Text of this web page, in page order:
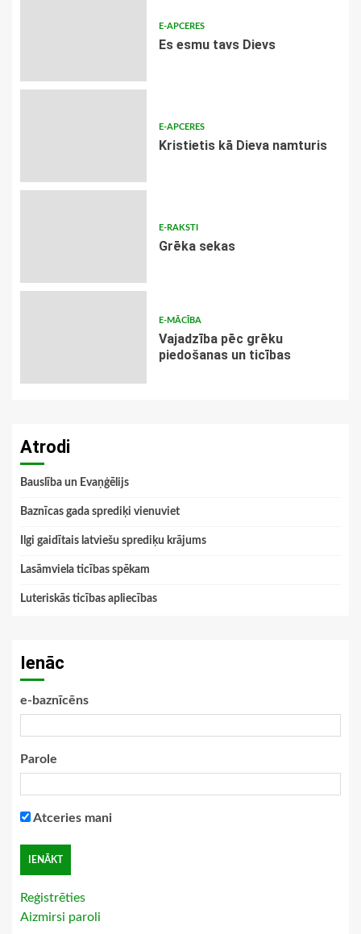
E-APCERES
Es esmu tavs Dievs
E-APCERES
Kristietis kā Dieva namturis
E-RAKSTI
Grēka sekas
E-MĀCĪBA
Vajadzība pēc grēku
piedošanas un ticības
Atrodi
Bauslība un Evaņģēlijs
Baznīcas gada sprediķi vienuviet
Ilgi gaidītais latviešu sprediķu krājums
Lasāmviela ticības spēkam
Luteriskās ticības apliecības
Ienāc
e-baznīcēns
Parole
Atceries mani
Reģistrēties
Aizmirsi paroli